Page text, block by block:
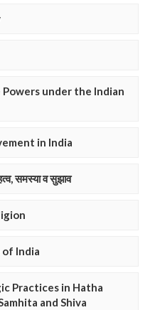
under the Indian
in India
समस्या व सुझाव
India
Practices in Hatha
and Shiva